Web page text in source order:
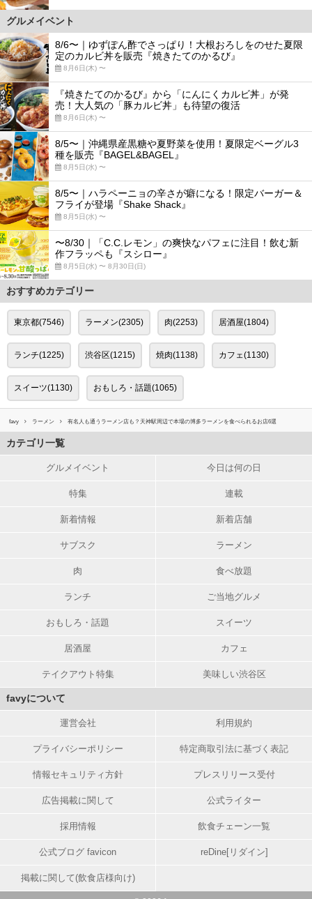
グルメイベント
8/6〜｜ゆずぽん酢でさっぱり！大根おろしをのせた夏限
定のカルビ丼を販売『焼きたてのかるび』
8月6日(木) 〜
『焼きたてのかるび』から「にんにくカルビ丼」が発
売！大人気の「豚カルビ丼」も待望の復活
8月6日(木) 〜
8/5〜｜沖縄県産黒糖や夏野菜を使用！夏限定ベーグル3
種を販売『BAGEL&BAGEL』
8月5日(水) 〜
8/5〜｜ハラペーニョの辛さが癖になる！限定バーガー＆
フライが登場『Shake Shack』
8月5日(水) 〜
〜8/30｜「C.C.レモン」の爽快なパフェに注目！飲む新
作フラッペも『スシロー』
8月5日(水) 〜 8月30日(日)
おすすめカテゴリー
東京都(7546) ラーメン(2305) 肉(2253) 居酒屋(1804)
ランチ(1225) 渋谷区(1215) 焼肉(1138) カフェ(1130)
スイーツ(1130) おもしろ・話題(1065)
favy ラーメン 有名人も通うラーメン店も？天神駅周辺で本場の博多ラーメンを食べられるお店6選
カテゴリ一覧
グルメイベント 今日は何の日
特集 連載
新着情報 新着店舗
サブスク ラーメン
肉 食べ放題
ランチ ご当地グルメ
おもしろ・話題 スイーツ
居酒屋 カフェ
テイクアウト特集 美味しい渋谷区
favyについて
運営会社 利用規約
プライバシーポリシー 特定商取引法に基づく表記
情報セキュリティ方針 プレスリリース受付
広告掲載に関して 公式ライター
採用情報 飲食チェーン一覧
公式ブログ favicon reDine[リダイン]
掲載に関して(飲食店様向け)